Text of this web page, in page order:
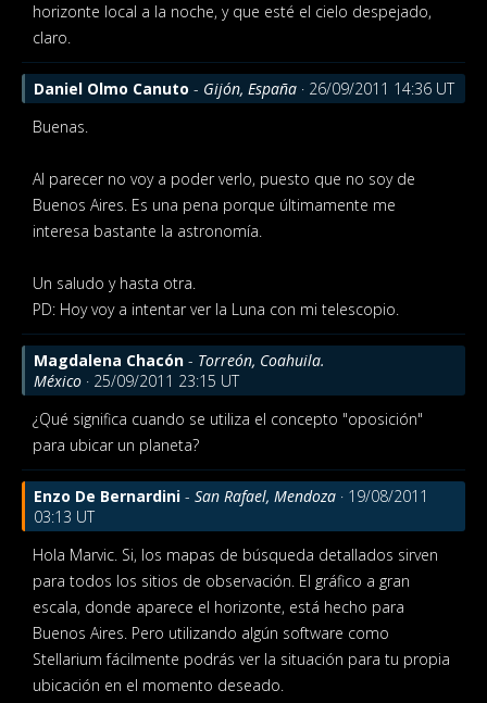
horizonte local a la noche, y que esté el cielo despejado,
claro.
Daniel Olmo Canuto - Gijón, España · 26/09/2011 14:36 UT
Buenas.
Al parecer no voy a poder verlo, puesto que no soy de
Buenos Aires. Es una pena porque últimamente me
interesa bastante la astronomía.
Un saludo y hasta otra.
PD: Hoy voy a intentar ver la Luna con mi telescopio.
Magdalena Chacón - Torreón, Coahuila.
México · 25/09/2011 23:15 UT
¿Qué significa cuando se utiliza el concepto "oposición"
para ubicar un planeta?
Enzo De Bernardini - San Rafael, Mendoza · 19/08/2011
03:13 UT
Hola Marvic. Si, los mapas de búsqueda detallados sirven
para todos los sitios de observación. El gráfico a gran
escala, donde aparece el horizonte, está hecho para
Buenos Aires. Pero utilizando algún software como
Stellarium fácilmente podrás ver la situación para tu propia
ubicación en el momento deseado.